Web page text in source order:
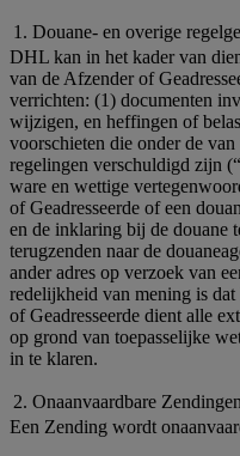
1. Douane- en overige
DHL kan in het kader van
van de Afzender of
verrichten: (1) documenten
wijzigen, en heffingen of
voorschieten die onder de
regelingen verschuldigd zijn
ware en wettige
of Geadresseerde of een
en de inklaring bij de douane
terugzenden naar de
ander adres op verzoek van
redelijkheid van mening is
of Geadresseerde dient alle
op grond van toepasselijke
in te klaren.
2. Onaanvaardbare Zendingen
Een Zending wordt